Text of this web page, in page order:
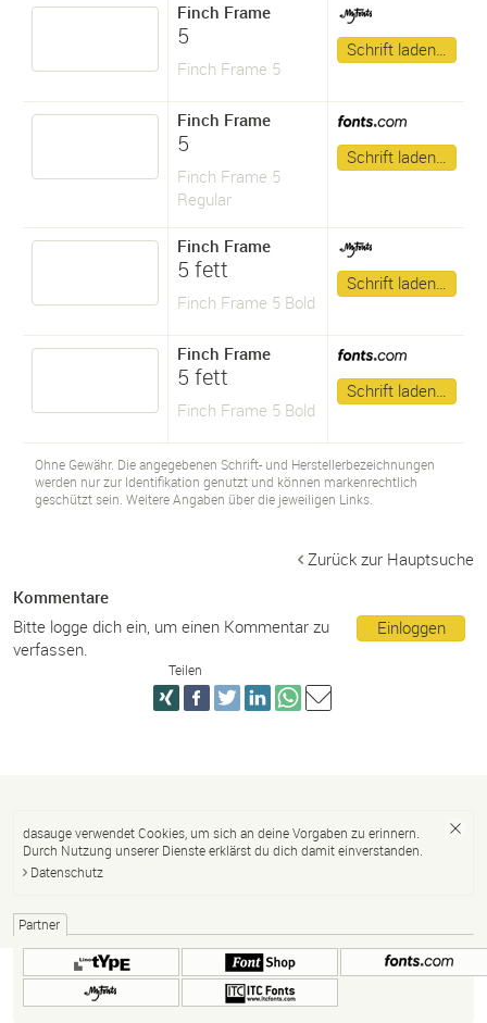
Finch Frame
5
Finch Frame 5
Schrift laden…
Finch Frame
5
Finch Frame 5
Regular
Schrift laden…
Finch Frame
5 fett
Finch Frame 5 Bold
Schrift laden…
Finch Frame
5 fett
Finch Frame 5 Bold
Schrift laden…
Ohne Gewähr. Die angegebenen Schrift- und Herstellerbezeichnungen
werden nur zur Identifikation genutzt und können markenrechtlich
geschützt sein. Weitere Angaben über die jeweiligen Links.
Zurück zur Hauptsuche
Kommentare
Einloggen
Bitte logge dich ein, um einen Kommentar zu
verfassen.
Teilen
dasauge verwendet Cookies, um sich an deine Vorgaben zu erinnern.
Durch Nutzung unserer Dienste erklärst du dich damit einverstanden.
Datenschutz
Partner